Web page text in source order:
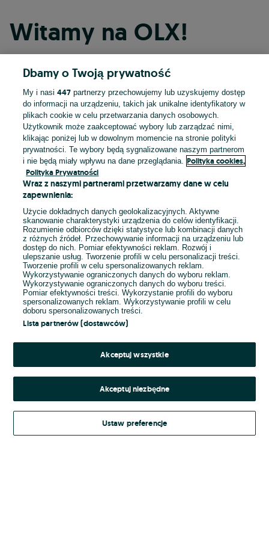
Witamy na OLX!
Kontynuuj przez Facebooka
Kontynuuj przez konto Apple
Kontynuuj przez konto Google
LUB
E-mail
Hasło
Kontynuując za pośrednictwem jednego z dostawców wskazanych powyżej,
Regulamin serwisu OLX.pl w jego aktualnym brzmieniu.
Dbamy o Twoją prywatność
My i nasi447 partnerzy przechowujemy lub uzyskujemy dostęp
do informacji na urządzeniu, takich jak unikalne identyfikatory w
plikach cookie w celu przetwarzania danych osobowych.
Użytkownik może zaakceptować wybory lub zarządzać nimi,
klikając poniżej lub w dowolnym momencie na stronie polityki
prywatności. Te wybory będą sygnalizowane naszym partnerom
i nie będą miały wpływu na dane przeglądania.
Polityka cookies,
Polityka Prywatności
Wraz z naszymi partnerami przetwarzamy dane w celu
zapewnienia:
Użycie dokładnych danych geolokalizacyjnych. Aktywne
skanowanie charakterystyki urządzenia do celów identyfikacji.
Rozumienie odbiorców dzięki statystyce lub kombinacji danych
z różnych źródeł. Przechowywanie informacji na urządzeniu lub
dostęp do nich. Pomiar efektywności reklam. Rozwój i
ulepszanie usług. Tworzenie profili w celu personalizacji treści.
Tworzenie profili w celu spersonalizowanych reklam.
Wykorzystywanie ograniczonych danych do wyboru reklam.
Wykorzystywanie ograniczonych danych do wyboru treści.
Pomiar efektywności treści. Wykorzystanie profili do wyboru
spersonalizowanych reklam. Wykorzystywanie profili w celu
doboru spersonalizowanych treści.
Lista partnerów (dostawców)
Akceptuj wszystkie
Akceptuj niezbędne
Ustaw preferencje